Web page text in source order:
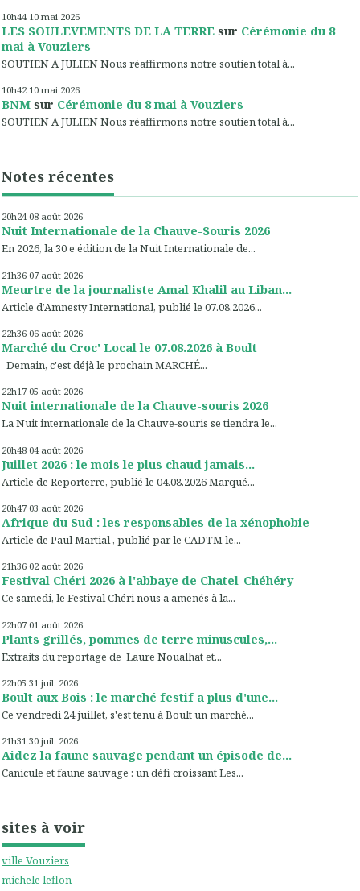
10h44 10 mai 2026
LES SOULEVEMENTS DE LA TERRE sur Cérémonie du 8
mai à Vouziers
SOUTIEN A JULIEN Nous réaffirmons notre soutien total à...
10h42 10 mai 2026
BNM sur Cérémonie du 8 mai à Vouziers
SOUTIEN A JULIEN Nous réaffirmons notre soutien total à...
Notes récentes
20h24 08 août 2026
Nuit Internationale de la Chauve-Souris 2026
En 2026, la 30 e édition de la Nuit Internationale de...
21h36 07 août 2026
Meurtre de la journaliste Amal Khalil au Liban...
Article d’Amnesty International, publié le 07.08.2026...
22h36 06 août 2026
Marché du Croc' Local le 07.08.2026 à Boult
Demain, c'est déjà le prochain MARCHÉ...
22h17 05 août 2026
Nuit internationale de la Chauve-souris 2026
La Nuit internationale de la Chauve-souris se tiendra le...
20h48 04 août 2026
Juillet 2026 : le mois le plus chaud jamais...
Article de Reporterre, publié le 04.08.2026 Marqué...
20h47 03 août 2026
Afrique du Sud : les responsables de la xénophobie
Article de Paul Martial , publié par le CADTM le...
21h36 02 août 2026
Festival Chéri 2026 à l'abbaye de Chatel-Chéhéry
Ce samedi, le Festival Chéri nous a amenés à la...
22h07 01 août 2026
Plants grillés, pommes de terre minuscules,...
Extraits du reportage de Laure Noualhat et...
22h05 31 juil. 2026
Boult aux Bois : le marché festif a plus d'une...
Ce vendredi 24 juillet, s'est tenu à Boult un marché...
21h31 30 juil. 2026
Aidez la faune sauvage pendant un épisode de...
Canicule et faune sauvage : un défi croissant Les...
sites à voir
ville Vouziers
michele leflon